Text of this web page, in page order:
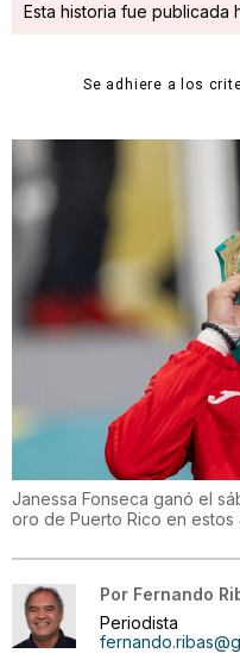
Esta historia fue publicada
Se adhiere a los
Janessa Fonseca ganó el
oro de Puerto Rico en estos
Por Fernando
Periodista